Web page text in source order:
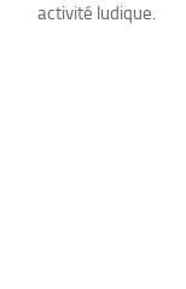
activité ludique.